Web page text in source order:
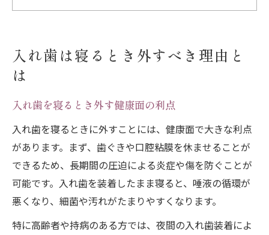
夜間の入れ歯管理で健康を守る秘訣
夜の入れ歯管理で口腔内を清潔に保つ方法
寝るとき入れ歯の適切な洗浄と保管のポイ
ント
夜間の入れ歯は水につけて保管するべきか
入れ歯を夜外さない場合の体への影響と対
策
部分入れ歯を寝るとき装着する注意点
部分入れ歯を寝る時装着する際のリスク
入れ歯は寝るとき外すべき理由と
は
入れ歯を寝るとき外す健康面の利点
入れ歯を寝るときに外すことには、健康面で大きな利点
があります。まず、歯ぐきや口腔粘膜を休ませることが
できるため、長期間の圧迫による炎症や傷を防ぐことが
可能です。入れ歯を装着したまま寝ると、唾液の循環が
悪くなり、細菌や汚れがたまりやすくなります。
特に高齢者や持病のある方では、夜間の入れ歯装着によ